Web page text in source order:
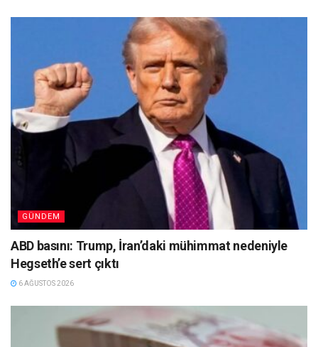
GÜNDEM
ABD basını: Trump, İran’daki mühimmat nedeniyle
Hegseth’e sert çıktı
6 AĞUSTOS 2026